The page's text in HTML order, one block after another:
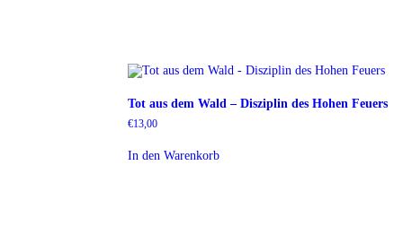
Tot aus dem Wald – Disziplin des Hohen Feuers
€13,00
In den Warenkorb